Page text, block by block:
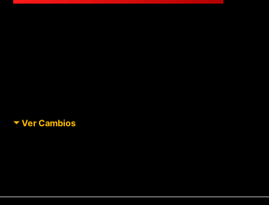
Ver Cambios